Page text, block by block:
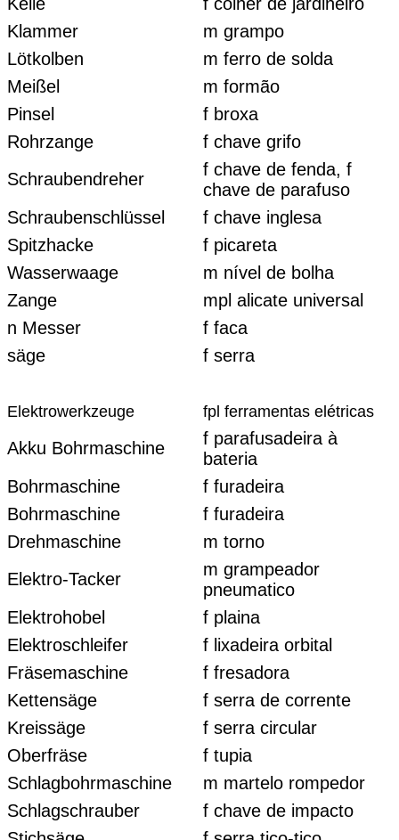
Klammer
m grampo
Lötkolben
m ferro de solda
Meißel
m formão
Pinsel
f broxa
Rohrzange
f chave grifo
Schraubendreher
f chave de fenda, f
chave de parafuso
Schraubenschlüssel
f chave inglesa
Spitzhacke
f picareta
Wasserwaage
m nível de bolha
Zange
mpl alicate universal
n Messer
f faca
säge
f serra
Elektrowerkzeuge fpl ferramentas elétricas
Akku Bohrmaschine
f parafusadeira à
bateria
Bohrmaschine
f furadeira
Bohrmaschine
f furadeira
Drehmaschine
m torno
Elektro-Tacker
m grampeador
pneumatico
Elektrohobel
f plaina
Elektroschleifer
f lixadeira orbital
Fräsemaschine
f fresadora
Kettensäge
f serra de corrente
Kreissäge
f serra circular
Oberfräse
f tupia
Schlagbohrmaschine
m martelo rompedor
Schlagschrauber
f chave de impacto